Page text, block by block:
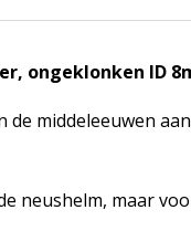
ongeklonken ID
middeleeuwen
neushelm, maar